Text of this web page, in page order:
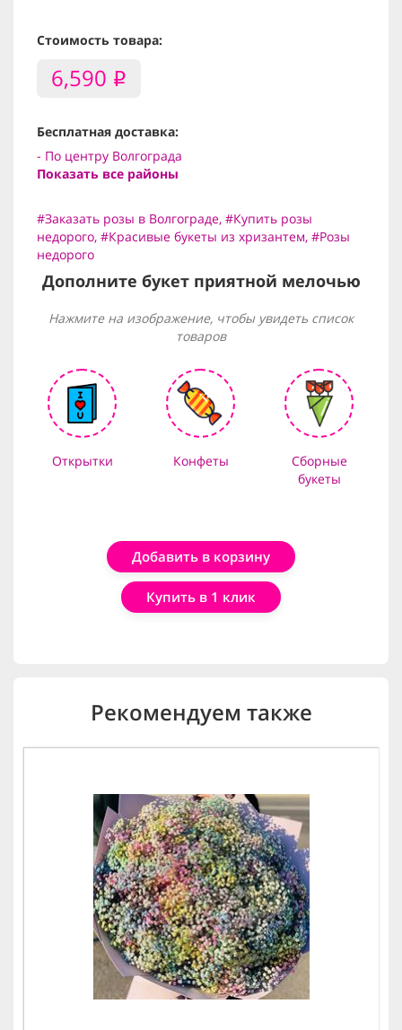
Стоимость товара:
6,590 i
Бесплатная доставка:
- По центру Волгограда
Показать все районы
#Заказать розы в Волгограде, #Купить розы
недорого, #Красивые букеты из хризантем, #Розы
недорого
Дополните букет приятной мелочью
Нажмите на изображение, чтобы увидеть список
товаров
Открытки Конфеты
Сборные
букеты
Добавить в корзину
Купить в 1 клик
Рекомендуем также